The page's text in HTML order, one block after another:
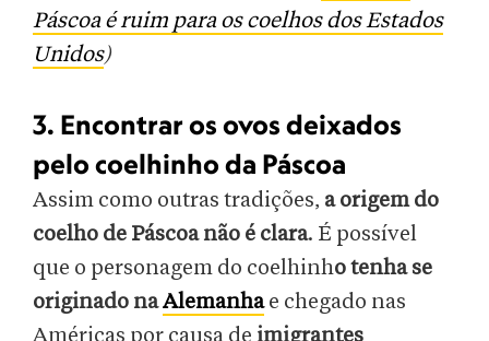
Páscoa é ruim para os coelhos dos Estados
Unidos)
3. Encontrar os ovos deixados
pelo coelhinho da Páscoa
Assim como outras tradições, a origem do
coelho de Páscoa não é clara. É possível
que o personagem do coelhinho tenha se
originado naAlemanhae chegado nas
Américas por causa de imigrantes